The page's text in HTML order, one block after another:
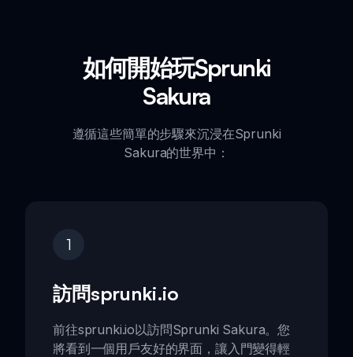
如何開始玩Sprunki
Sakura
遵循這些簡單的步驟來沉浸在Sprunki
Sakura的世界中：
1
訪問sprunki.io
前往sprunki.io以訪問Sprunki Sakura。您
將看到一個用戶友好的界面，讓入門變得輕